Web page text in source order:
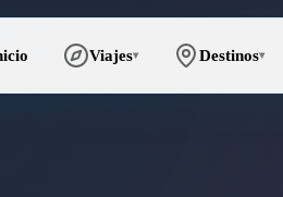
Viajes▾ Destinos▾